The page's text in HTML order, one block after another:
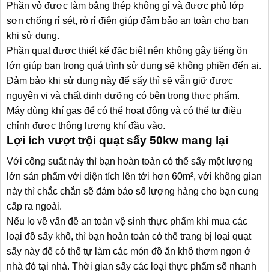
Phần vỏ được làm bằng thép không gỉ và được phủ lớp
sơn chống rỉ sét, rò rỉ điện giúp đảm bảo an toàn cho bạn
khi sử dụng.
Phần quạt được thiết kế đặc biệt nên không gây tiếng ồn
lớn giúp bạn trong quá trình sử dụng sẽ không phiền đến ai.
Đảm bảo khi sử dụng này để sấy thì sẽ vẫn giữ được
nguyên vị và chất dinh dưỡng có bên trong thực phẩm.
Máy dùng khí gas để có thể hoạt động và có thể tự điều
chỉnh được thông lượng khí đầu vào.
Lợi ích vượt trội quạt sấy 50kw mang lại
Với công suất này thì bạn hoàn toàn có thể sấy một lượng
lớn sản phẩm với diện tích lên tới hơn 60m², với không gian
này thì chắc chắn sẽ đảm bảo số lượng hàng cho bạn cung
cấp ra ngoài.
Nếu lo về vấn đề an toàn vệ sinh thực phẩm khi mua các
loại đồ sấy khô, thì bạn hoàn toàn có thể trang bị loại quạt
sấy này để có thể tự làm các món đồ ăn khô thơm ngon ở
nhà đó tại nhà. Thời gian sấy các loại thực phẩm sẽ nhanh